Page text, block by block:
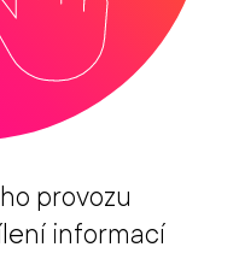
provozu
informací